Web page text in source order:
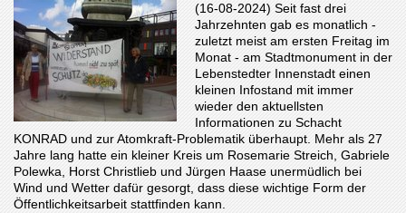
(16-08-2024) Seit fast drei
Jahrzehnten gab es monatlich -
zuletzt meist am ersten Freitag im
Monat - am Stadtmonument in der
Lebenstedter Innenstadt einen
kleinen Infostand mit immer
wieder den aktuellsten
Informationen zu Schacht
KONRAD und zur Atomkraft-Problematik überhaupt. Mehr als 27
Jahre lang hatte ein kleiner Kreis um Rosemarie Streich, Gabriele
Polewka, Horst Christlieb und Jürgen Haase unermüdlich bei
Wind und Wetter dafür gesorgt, dass diese wichtige Form der
Öffentlichkeitsarbeit stattfinden kann.